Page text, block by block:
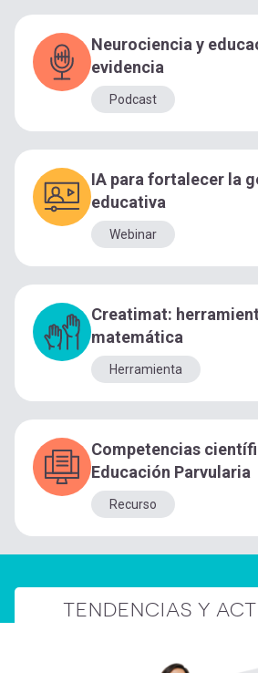
Neurociencia y
evidencia
Podcast
IA para fortalecer la
educativa
Webinar
Creatimat:
matemática
Herramienta
Competencias
Educación Parvularia
Recurso
TENDENCIAS Y